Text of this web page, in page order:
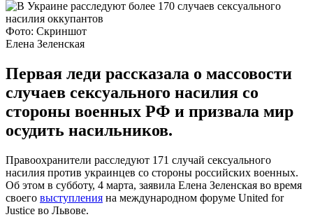
Фото: Скриншот
Елена Зеленская
Первая леди рассказала о массовости
случаев сексуального насилия со
стороны военных РФ и призвала мир
осудить насильников.
Правоохранители расследуют 171 случай сексуального
насилия против украинцев со стороны российских военных.
Об этом в субботу, 4 марта, заявила Елена Зеленская во время
своего выступления на международном форуме United for
Justice во Львове.